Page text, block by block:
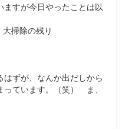
すが今日やったことは以
掃除の残り
ずが、なんか出だしから
っています。（笑） ま、